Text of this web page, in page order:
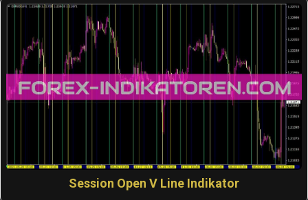
Session Open V Line Indikator